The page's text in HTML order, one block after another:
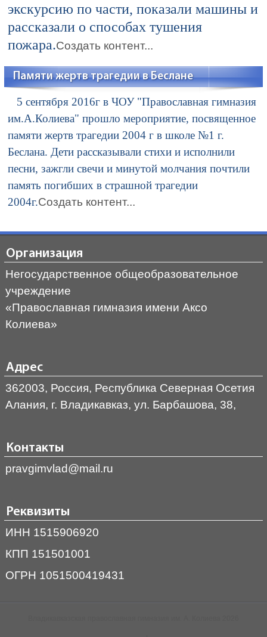
экскурсию по части, показали машины и
рассказали о способах тушения
пожара.Создать контент...
Памяти жертв трагедии в Беслане
5 сентября 2016г в ЧОУ "Православная гимназия
им.А.Колиева" прошло мероприятие, посвященное
памяти жертв трагедии 2004 г в школе №1 г.
Беслана. Дети рассказывали стихи и исполнили
песни, зажгли свечи и минутой молчания почтили
память погибших в страшной трагедии
2004г.Создать контент...
Организация
Негосударственное общеобразовательное
учреждение
«Православная гимназия имени Аксо
Колиева»
Адрес
362003, Россия, Республика Северная Осетия
Алания, г. Владикавказ, ул. Барбашова, 38,
Контакты
pravgimvlad@mail.ru
Реквизиты
ИНН 1515906920
КПП 151501001
ОГРН 1051500419431